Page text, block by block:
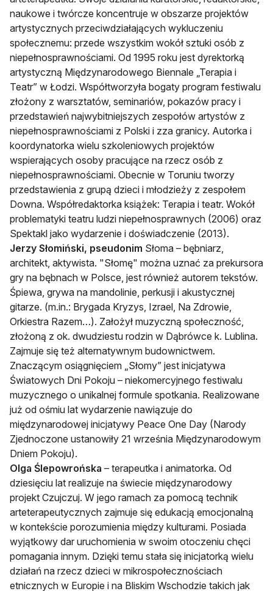
naukowe i twórcze koncentruje w obszarze projektów
artystycznych przeciwdziałających wykluczeniu
społecznemu: przede wszystkim wokół sztuki osób z
niepełnosprawnościami. Od 1995 roku jest dyrektorką
artystyczną Międzynarodowego Biennale „Terapia i
Teatr” w Łodzi. Współtworzyła bogaty program festiwalu
złożony z warsztatów, seminariów, pokazów pracy i
przedstawień najwybitniejszych zespołów artystów z
niepełnosprawnościami z Polski i zza granicy. Autorka i
koordynatorka wielu szkoleniowych projektów
wspierających osoby pracujące na rzecz osób z
niepełnosprawnościami. Obecnie w Toruniu tworzy
przedstawienia z grupą dzieci i młodzieży z zespołem
Downa. Współredaktorka książek: Terapia i teatr. Wokół
problematyki teatru ludzi niepełnosprawnych (2006) oraz
Spektakl jako wydarzenie i doświadczenie (2013).
Jerzy Słomiński, pseudonim Słoma – bębniarz,
architekt, aktywista. "Słomę" można uznać za prekursora
gry na bębnach w Polsce, jest również autorem tekstów.
Śpiewa, grywa na mandolinie, perkusji i akustycznej
gitarze. (m.in.: Brygada Kryzys, Izrael, Na Zdrowie,
Orkiestra Razem…). Założył muzyczną społeczność,
złożoną z ok. dwudziestu rodzin w Dąbrówce k. Lublina.
Zajmuje się też alternatywnym budownictwem.
Znaczącym osiągnięciem „Słomy” jest inicjatywa
Światowych Dni Pokoju – niekomercyjnego festiwalu
muzycznego o unikalnej formule spotkania. Realizowane
już od ośmiu lat wydarzenie nawiązuje do
międzynarodowej inicjatywy Peace One Day (Narody
Zjednoczone ustanowiły 21 września Międzynarodowym
Dniem Pokoju).
Olga Ślepowrońska – terapeutka i animatorka. Od
dziesięciu lat realizuje na świecie międzynarodowy
projekt Czujczuj. W jego ramach za pomocą technik
arteterapeutycznych zajmuje się edukacją emocjonalną
w kontekście porozumienia między kulturami. Posiada
wyjątkowy dar uruchomienia w swoim otoczeniu chęci
pomagania innym. Dzięki temu stała się inicjatorką wielu
działań na rzecz dzieci w mikrospołecznościach
etnicznych w Europie i na Bliskim Wschodzie takich jak